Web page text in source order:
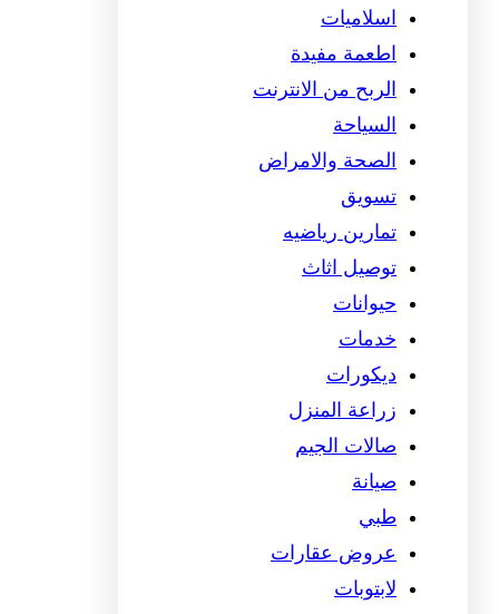
اسلاميات
اطعمة مفيدة
الربح من الانترنت
السياحة
الصحة والامراض
تسويق
تمارين رياضيه
توصيل اثاث
حيوانات
خدمات
ديكورات
زراعة المنزل
صالات الجيم
صيانة
طبي
عروض عقارات
لابتوبات